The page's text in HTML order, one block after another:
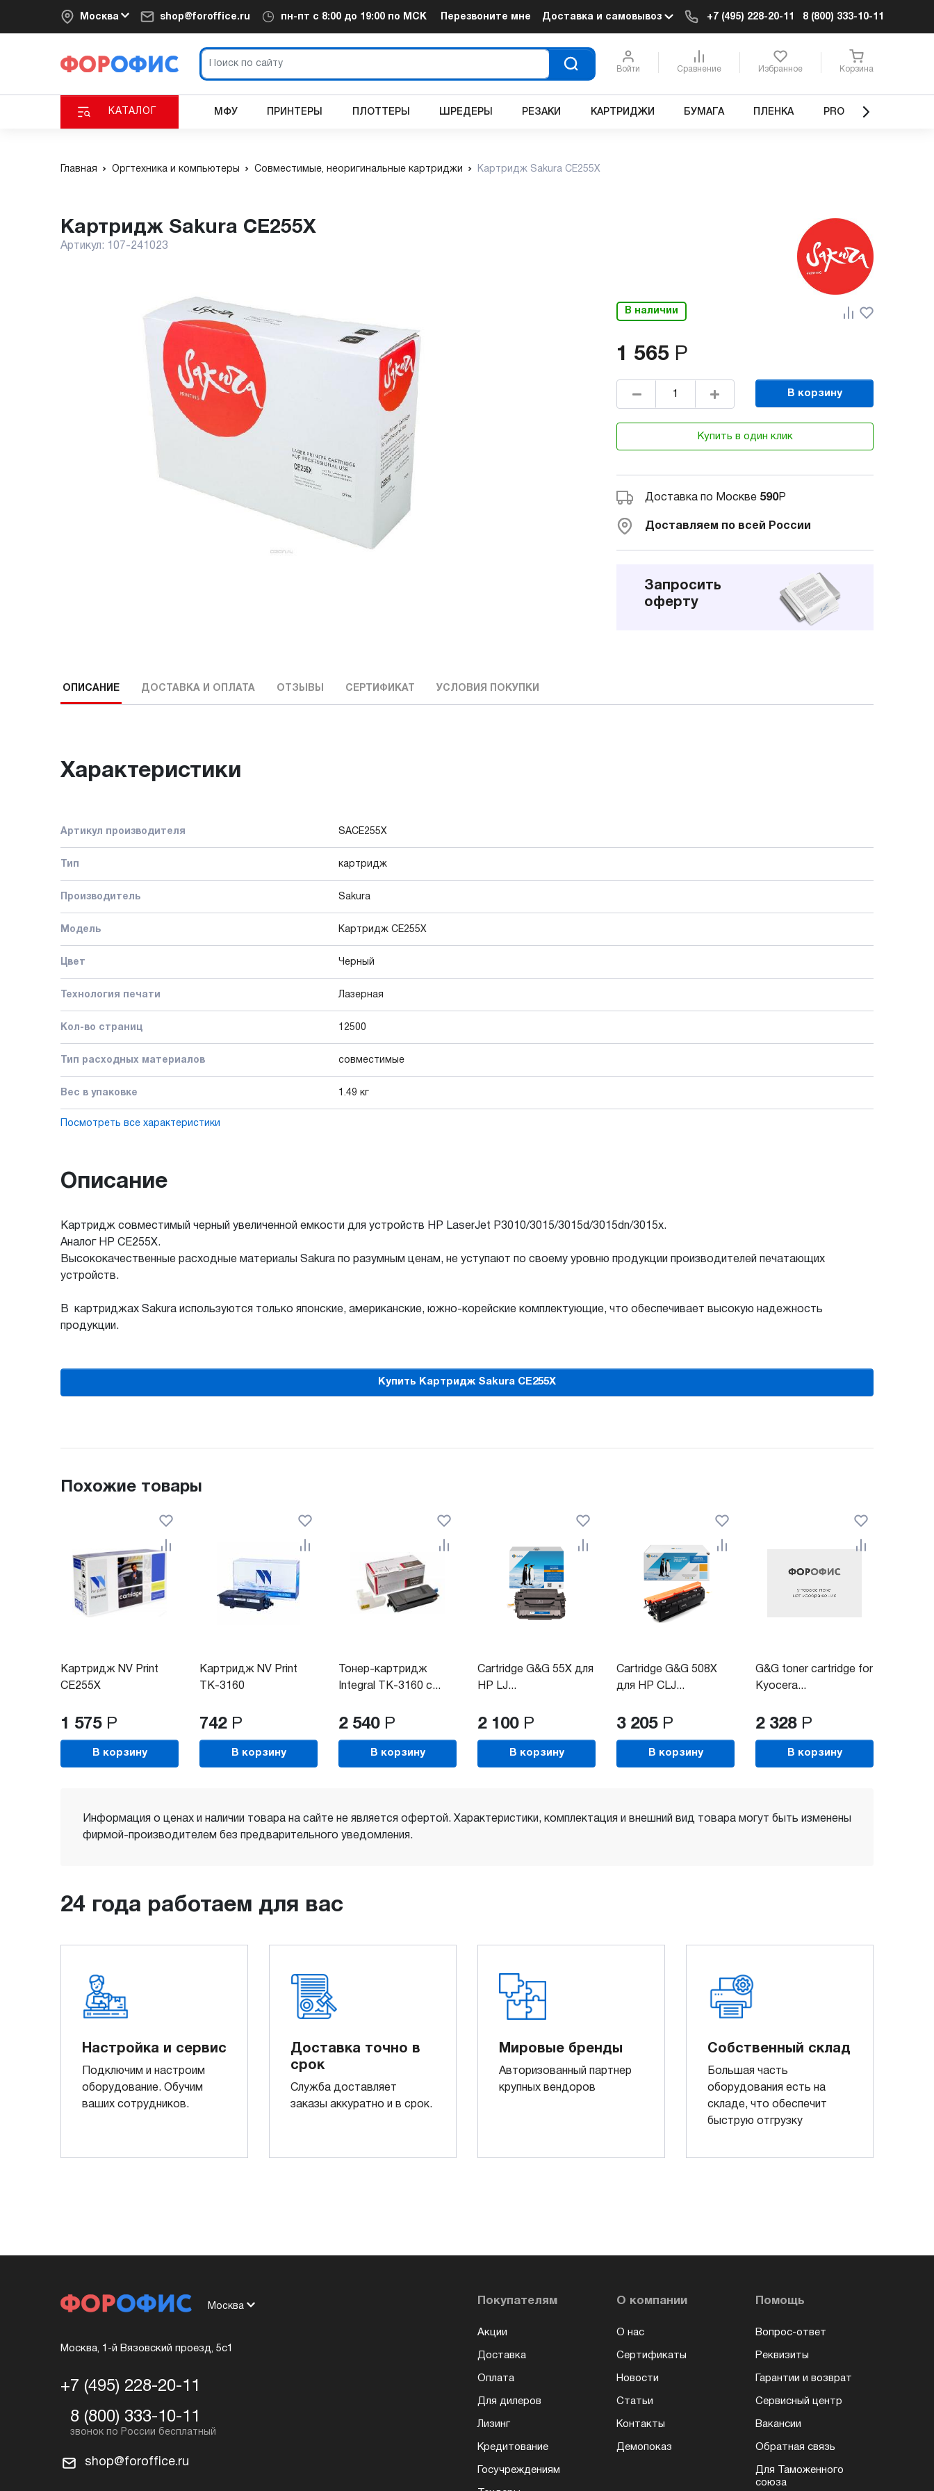
Москва shop@foroffice.ru пн-пт с 8:00 до 19:00 по МСК Перезвоните мне Доставка и самовывоз +7 (495) 228-20-11 8 (800) 333-10-11
Войти Сравнение Избранное Корзина
КАТАЛОГ МФУ ПРИНТЕРЫ ПЛОТТЕРЫ ШРЕДЕРЫ РЕЗАКИ КАРТРИДЖИ БУМАГА ПЛЕНКА PRO
Главная Оргтехника и компьютеры Совместимые, неоригинальные картриджи Картридж Sakura CE255X
Картридж Sakura CE255X
Артикул: 107-241023
В наличии
1 565 Р
В корзину
Купить в один клик
Доставка по Москве 590Р
Доставляем по всей России
Запросить
оферту
ОПИСАНИЕ ДОСТАВКА И ОПЛАТА ОТЗЫВЫ СЕРТИФИКАТ УСЛОВИЯ ПОКУПКИ
Характеристики
Артикул производителя SACE255X
Тип картридж
Производитель Sakura
Модель Картридж CE255X
Цвет Черный
Технология печати Лазерная
Кол-во страниц 12500
Тип расходных материалов совместимые
Вес в упаковке 1.49 кг
Посмотреть все характеристики
Описание
Картридж совместимый черный увеличенной емкости для устройств HP LaserJet P3010/3015/3015d/3015dn/3015x.
Аналог HP CE255X.
Высококачественные расходные материалы Sakura по разумным ценам, не уступают по своему уровню продукции производителей печатающих
устройств.
В картриджах Sakura используются только японские, американские, южно-корейские комплектующие, что обеспечивает высокую надежность
продукции.
Купить Картридж Sakura CE255X
Похожие товары
Картридж NV Print
CE255X
1 575 Р
В корзину
Картридж NV Print
TK-3160
742 Р
В корзину
Тонер-картридж
Integral TK-3160 с...
2 540 Р
В корзину
Cartridge G&G 55X для
HP LJ...
2 100 Р
В корзину
Cartridge G&G 508X
для HP CLJ...
3 205 Р
В корзину
G&G toner cartridge for
Kyocera...
2 328 Р
В корзину
Информация о ценах и наличии товара на сайте не является офертой. Характеристики, комплектация и внешний вид товара могут быть изменены
фирмой-производителем без предварительного уведомления.
24 года работаем для вас
Настройка и сервис
Подключим и настроим
оборудование. Обучим
ваших сотрудников.
Доставка точно в
срок
Служба доставляет
заказы аккуратно и в срок.
Мировые бренды
Авторизованный партнер
крупных вендоров
Собственный склад
Большая часть
оборудования есть на
складе, что обеспечит
быструю отгрузку
Москва
Москва, 1-й Вязовский проезд, 5с1
+7 (495) 228-20-11
8 (800) 333-10-11
shop@foroffice.ru
Покупателям
Акции
Доставка
Оплата
Для дилеров
Лизинг
Кредитование
Госучреждениям
О компании
О нас
Сертификаты
Новости
Статьи
Контакты
Демопоказ
Помощь
Вопрос-ответ
Реквизиты
Гарантии и возврат
Сервисный центр
Вакансии
Обратная связь
Для Таможенного
союза